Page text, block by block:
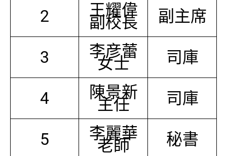
2 王耀偉
副校長 副主席
3 李彦蕾
女士 司庫
4 陳景新
主任 司庫
5 李麗華
老師 秘書